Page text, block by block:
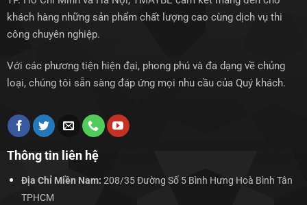
khách hàng những sản phẩm chất lượng cao cùng dịch vụ thi
công chuyên nghiệp.
Với các phương tiện hiện đại, phong phú và đa dạng về chủng
loại, chúng tôi sẵn sàng đáp ứng mọi nhu cầu của Quý khách.
Thông tin liên hệ
Địa Chỉ Miền Nam: 208/35 Đường Số 5 Bình Hưng Hoà Bình Tân
TPHCM